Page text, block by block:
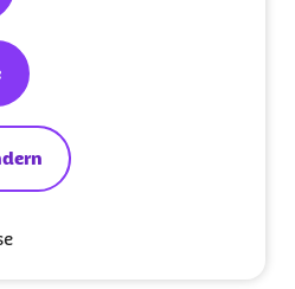
Ausgabe:
Wissenschaft und
Sie gesund und
und leistungsfähig im